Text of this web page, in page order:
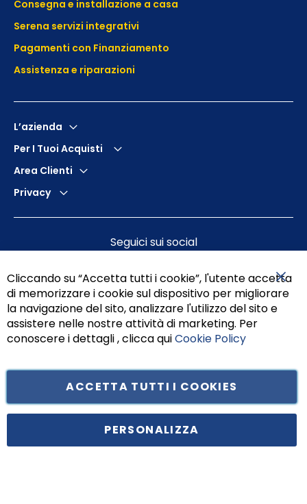
Consegna e installazione a casa
Serena servizi integrativi
Pagamenti con Finanziamento
Assistenza e riparazioni
L’azienda
Per I Tuoi Acquisti
Area Clienti
Privacy
Seguici sui social
Principe di Piemonte 199, cap. 80026 Casoria (NA) - C.F. 05834470634 -
Cliccando su “Accetta tutti i cookie”, l'utente accetta
di memorizzare i cookie sul dispositivo per migliorare
la navigazione del sito, analizzare l'utilizzo del sito e
assistere nelle nostre attività di marketing. Per
conoscere i dettagli , clicca quiCookie Policy
ACCETTA TUTTI I COOKIES
PERSONALIZZA